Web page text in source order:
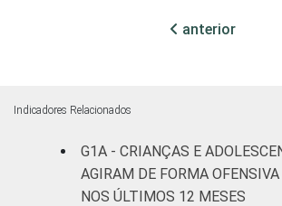
Masculino
ESCOLARIDADE
DOS PAIS OU
RESPONSÁVEIS
Até
Fundamental
I
anterior
Indicadores Relacionados
G1A - CRIANÇAS E
AGIRAM DE FORMA
NOS ÚLTIMOS 12 MESES